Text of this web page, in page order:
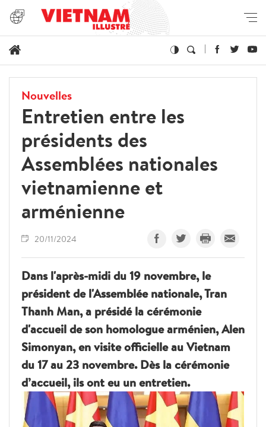
Nouvelles
Entretien entre les
présidents des
Assemblées nationales
vietnamienne et
arménienne
20/11/2024
Dans l'après-midi du 19 novembre, le
président de l'Assemblée nationale, Tran
Thanh Man, a présidé la cérémonie
d'accueil de son homologue arménien, Alen
Simonyan, en visite officielle au Vietnam
du 17 au 23 novembre. Dès la cérémonie
d’accueil, ils ont eu un entretien.